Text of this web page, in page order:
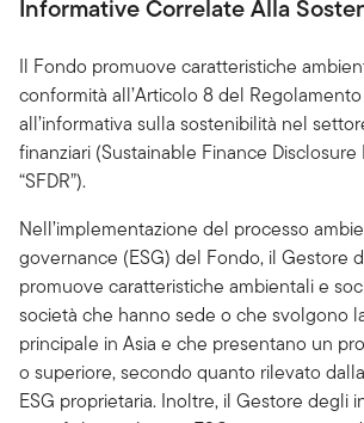
Informative Correlate Alla
Il Fondo promuove caratteristiche
conformità all’Articolo 8 del
all’informativa sulla sostenibilità nel
finanziari (Sustainable Finance
“SFDR”).
Nell’implementazione del processo
governance (ESG) del Fondo, il Gestore
promuove caratteristiche ambientali e
società che hanno sede o che svolgono
principale in Asia e che presentano un
o superiore, secondo quanto rilevato
ESG proprietaria. Inoltre, il Gestore degli